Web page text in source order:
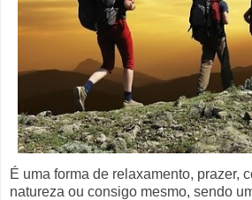
É uma forma de relaxamento, prazer,
natureza ou consigo mesmo, sendo